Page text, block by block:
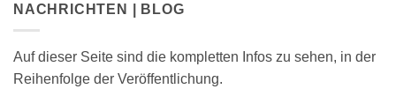
NACHRICHTEN | BLOG
Auf dieser Seite sind die kompletten Infos zu sehen, in der
Reihenfolge der Veröffentlichung.